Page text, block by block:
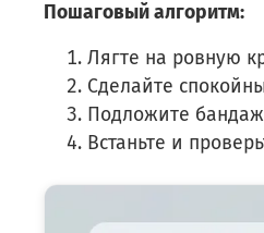
Пошаговый алгоритм:
Лягте на ровную
Сделайте
Подложите
Встаньте и